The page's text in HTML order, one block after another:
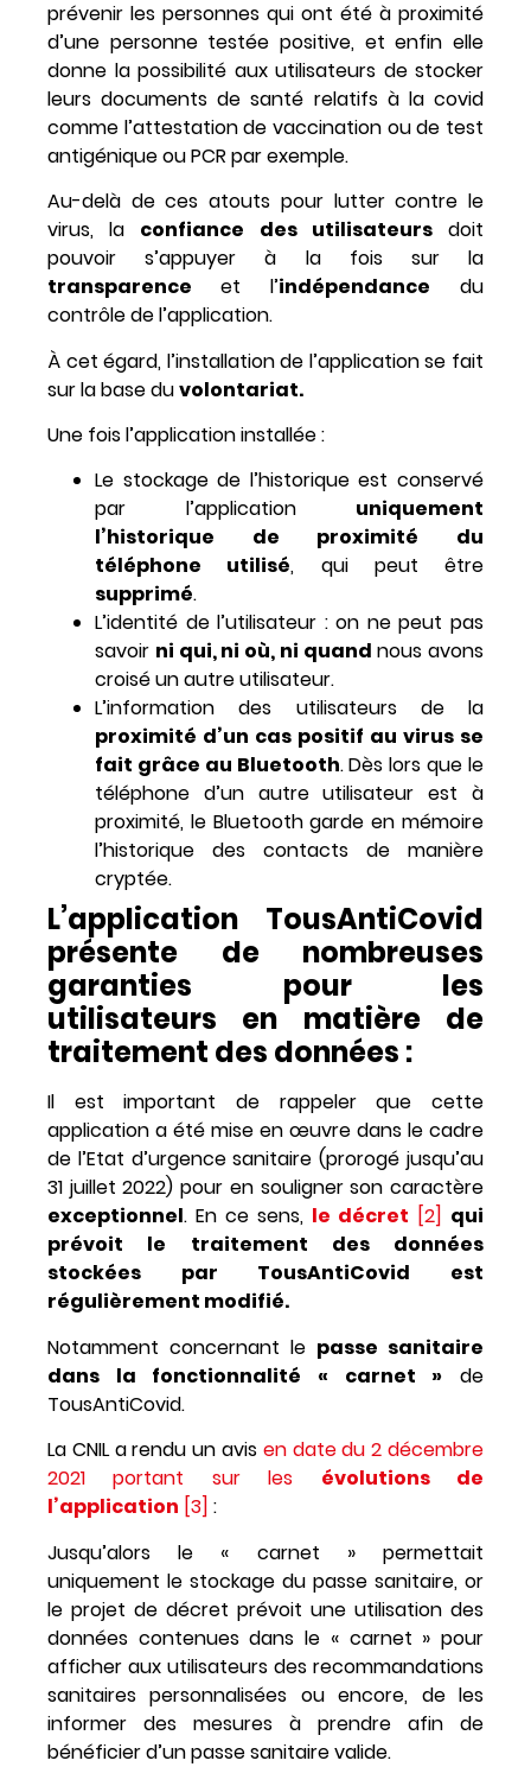
prévenir les personnes qui ont été à proximité
d’une personne testée positive, et enfin elle
donne la possibilité aux utilisateurs de stocker
leurs documents de santé relatifs à la covid
comme l’attestation de vaccination ou de test
antigénique ou PCR par exemple.
Au-delà de ces atouts pour lutter contre le
virus, la confiance des utilisateursdoit
pouvoir s’appuyer à la fois sur la
transparence et l’indépendance du
contrôle de l’application.
À cet égard, l’installation de l’application se fait
sur la base duvolontariat.
Une fois l’application installée :
Le stockage de l’historique est conservé
par l’application uniquement
l’historique de proximité du
téléphone utilisé, qui peut être
supprimé.
L’identité de l’utilisateur : on ne peut pas
savoir ni qui, ni où, ni quand nous avons
croisé un autre utilisateur.
L’information des utilisateurs de la
proximité d’un cas positif au virus se
fait grâce au Bluetooth. Dès lors que le
téléphone d’un autre utilisateur est à
proximité, le Bluetooth garde en mémoire
l’historique des contacts de manière
cryptée.
L’application TousAntiCovid
présente de nombreuses
garanties pour les
utilisateurs en matière de
traitement des données :
Il est important de rappeler que cette
application a été mise en œuvre dans le cadre
de l’Etat d’urgence sanitaire (prorogé jusqu’au
31 juillet 2022) pour en souligner son caractère
exceptionnel. En ce sens, le décret [2] qui
prévoit le traitement des données
stockées par TousAntiCovid est
régulièrement modifié.
Notamment concernant le passe sanitaire
dans la fonctionnalité « carnet » de
TousAntiCovid.
La CNIL a rendu un avis en date du 2 décembre
2021 portant sur les évolutions de
l’application [3] :
Jusqu’alors le « carnet » permettait
uniquement le stockage du passe sanitaire, or
le projet de décret prévoit une utilisation des
données contenues dans le « carnet » pour
afficher aux utilisateurs des recommandations
sanitaires personnalisées ou encore, de les
informer des mesures à prendre afin de
bénéficier d’un passe sanitaire valide.